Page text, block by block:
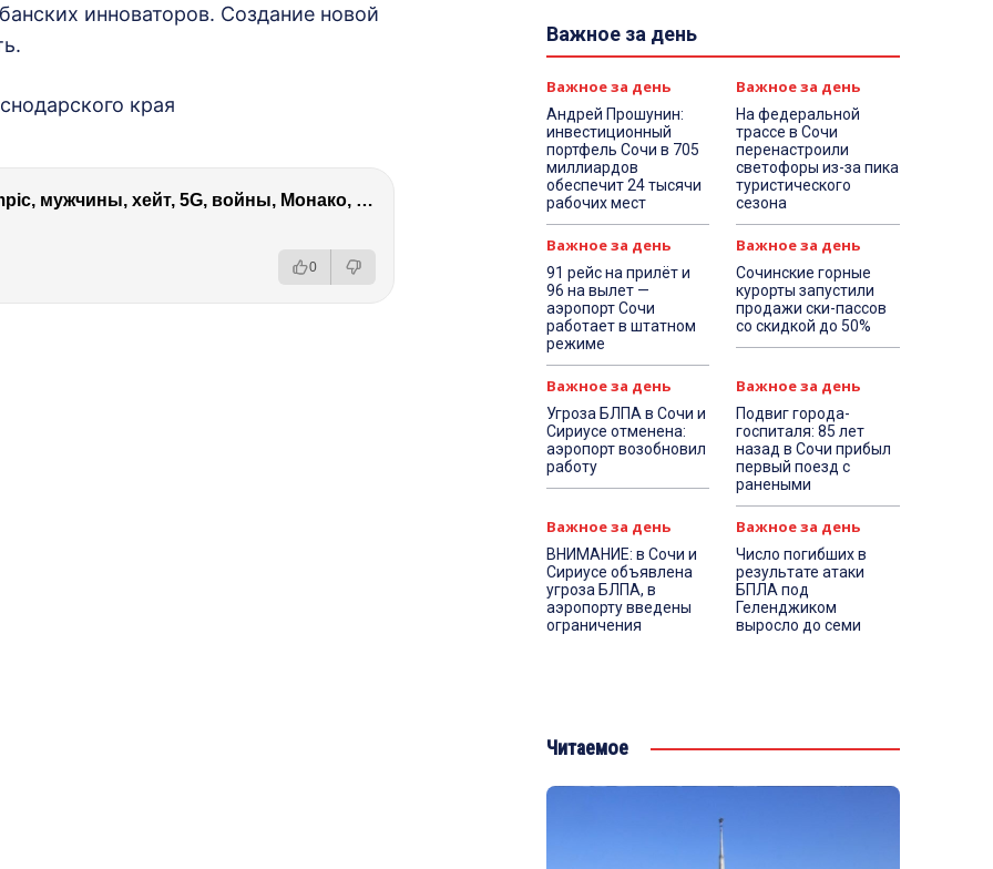
инноваторов. Создание новой
края
Виктория Боня – Эверест, P.Diddy, Ozempic, мужчины, хейт, 5G, войны, Монако, ДОМ-2, Трамп, Собчак
0
Важное за день
Важное за день
Андрей Прошунин:
инвестиционный
портфель Сочи в 705
миллиардов
обеспечит 24 тысячи
рабочих мест
Важное за день
На федеральной
трассе в Сочи
перенастроили
светофоры из-за пика
туристического
сезона
Важное за день
91 рейс на прилёт и
96 на вылет —
аэропорт Сочи
работает в штатном
режиме
Важное за день
Сочинские горные
курорты запустили
продажи ски-пассов
со скидкой до 50%
Важное за день
Угроза БЛПА в Сочи и
Сириусе отменена:
аэропорт возобновил
работу
Важное за день
Подвиг города-
госпиталя: 85 лет
назад в Сочи прибыл
первый поезд с
ранеными
Важное за день
ВНИМАНИЕ: в Сочи и
Сириусе объявлена
угроза БЛПА, в
аэропорту введены
ограничения
Важное за день
Число погибших в
результате атаки
БПЛА под
Геленджиком
выросло до семи
Читаемое